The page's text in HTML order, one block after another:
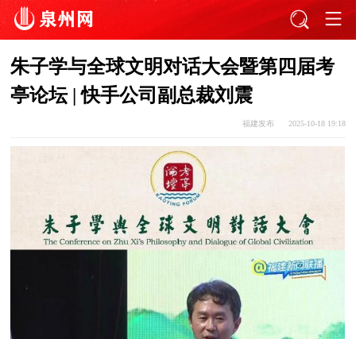
朱子学与全球文明对话大会暨第四届考
亭论坛 | 快手公司副总裁刘震
福建发布 2025-10-18 19:18